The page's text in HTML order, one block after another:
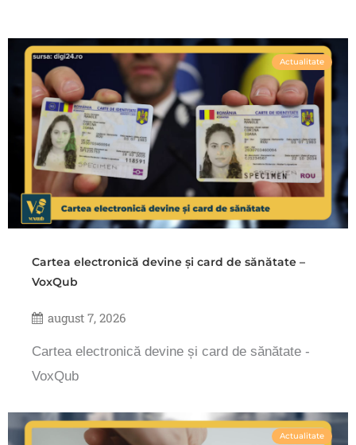
Actualitate
Cartea electronică devine și card de sănătate –
VoxQub
august 7, 2026
Cartea electronică devine și card de sănătate -
VoxQub
Actualitate